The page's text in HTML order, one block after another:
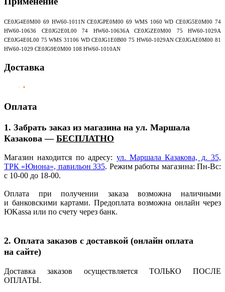
CE0JG4E0M00 69 HW60-1011N CE0JGPE0M00 69 WMS 1060 WD CE0JG5E0M00 74
HW60-10636 CE0JG2E0L00 74 HW60-10636A CE0JGZE0M00 75 HW60-1029A
CE0JG4E0L00 75 WMS 31106 WD CE0JG1E0B00 75 HW60-1029AN CE0JGAE0M00 81
HW60-1029 CE0JG9E0M00 108 HW60-1010AN
Доставка
Оплата
1. Забрать заказ из магазина на ул. Маршала
Казакова — БЕСПЛАТНО
Магазин находится по адресу: ул. Маршала Казакова, д. 35,
ТРК «Юнона», павильон 335. Режим работы магазина: Пн-Вс:
с 10-00 до 18-00.
Оплата при получении заказа возможна наличными
и банковскими картами. Предоплата возможна онлайн через
ЮKassa или по счету через банк.
2. Оплата заказов с доставкой (онлайн оплата
на сайте)
Доставка заказов осуществляется ТОЛЬКО ПОСЛЕ
ОПЛАТЫ.